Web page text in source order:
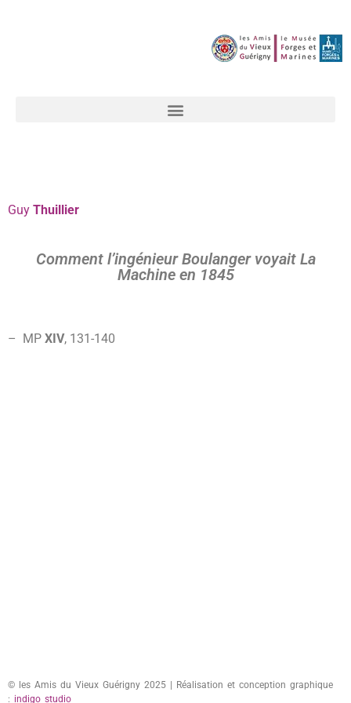
Guy Thuillier
Comment l’ingénieur Boulanger voyait La
Machine en 1845
– MP XIV, 131-140
© les Amis du Vieux Guérigny 2025 | Réalisation et conception graphique
: indigo studio